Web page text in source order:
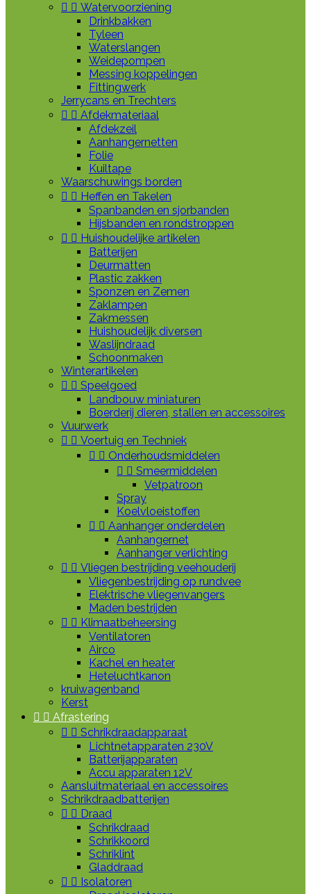
  Watervoorziening
Drinkbakken
Tyleen
Waterslangen
Weidepompen
Messing koppelingen
Fittingwerk
Jerrycans en Trechters
  Afdekmateriaal
Afdekzeil
Aanhangernetten
Folie
Kuiltape
Waarschuwings borden
  Heffen en Takelen
Spanbanden en sjorbanden
Hijsbanden en rondstroppen
  Huishoudelijke artikelen
Batterijen
Deurmatten
Plastic zakken
Sponzen en Zemen
Zaklampen
Zakmessen
Huishoudelijk diversen
Waslijndraad
Schoonmaken
Winterartikelen
  Speelgoed
Landbouw miniaturen
Boerderij dieren, stallen en accessoires
Vuurwerk
  Voertuig en Techniek
  Onderhoudsmiddelen
  Smeermiddelen
Vetpatroon
Spray
Koelvloeistoffen
  Aanhanger onderdelen
Aanhangernet
Aanhanger verlichting
  Vliegen bestrijding veehouderij
Vliegenbestrijding op rundvee
Elektrische vliegenvangers
Maden bestrijden
  Klimaatbeheersing
Ventilatoren
Airco
Kachel en heater
Heteluchtkanon
kruiwagenband
Kerst
  Afrastering
  Schrikdraadapparaat
Lichtnetapparaten 230V
Batterijapparaten
Accu apparaten 12V
Aansluitmateriaal en accessoires
Schrikdraadbatterijen
  Draad
Schrikdraad
Schrikkoord
Schriklint
Gladdraad
  Isolatoren